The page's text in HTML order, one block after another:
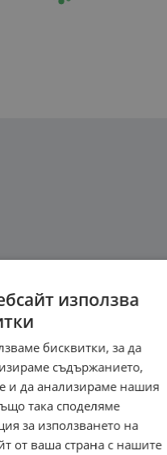
Информация
Доставка и плащане
Връщане и замяна
условия за ползване
използва
бисквитки, за да
съдържанието,
и да анализираме нашия
така споделяме
за използването на
от ваша страна с нашите